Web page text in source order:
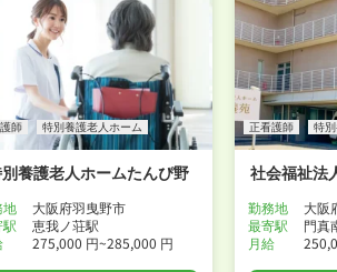
師 特別養護老人ホーム
養護老人ホームたんぴ野
地
大阪府羽曳野市
恵我ノ荘駅
275,000 円~285,000 円
正看護師 特
社会福祉法
勤務地
大阪
最寄駅
門真
月給